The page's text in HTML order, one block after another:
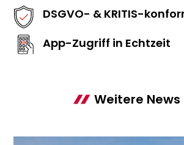
DSGVO- & KRITIS-
App-Zugriff in Echtzeit
Weitere News